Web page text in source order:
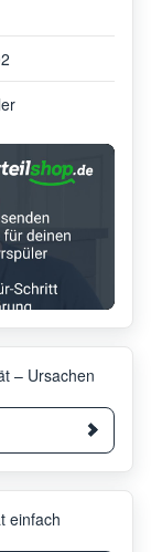
– Ursachen
einfach